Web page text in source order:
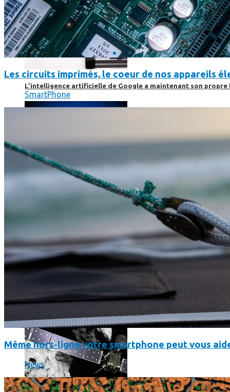
L’intelligence artificielle de Google a maintenant son propre
Les dernières photos envoyées par Rosetta avant son crash
Les circuits imprimés, le coeur de nos appareils
SmartPhone
Même hors-ligne votre smartphone peut vous
News